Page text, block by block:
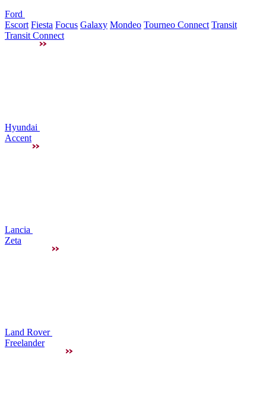
Ford
Escort Fiesta Focus Galaxy Mondeo Tourneo Connect Transit
Transit Connect
Hyundai
Accent
Lancia
Zeta
Land Rover
Freelander